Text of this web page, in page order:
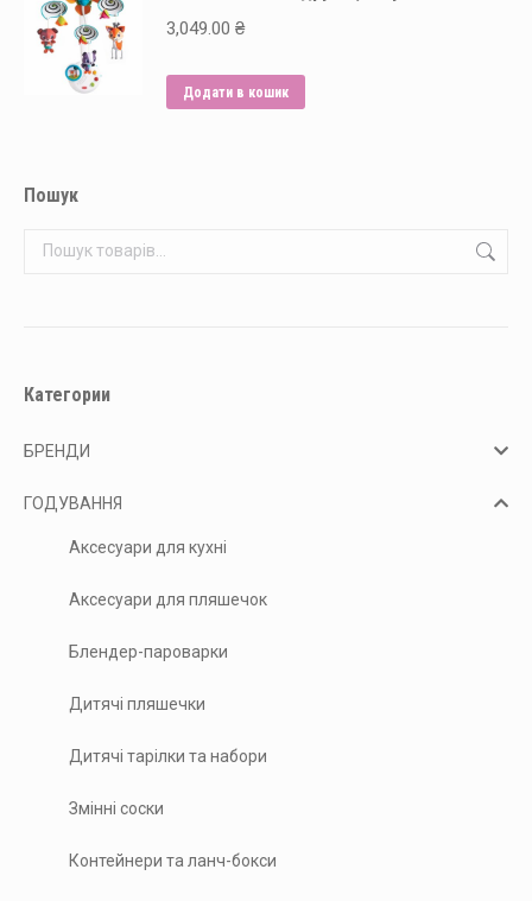
3,049.00 ₴
Додати в кошик
Пошук
Категории
БРЕНДИ
ГОДУВАННЯ
Аксесуари для кухні
Аксесуари для пляшечок
Блендер-пароварки
Дитячі пляшечки
Дитячі тарілки та набори
Змінні соски
Контейнери та ланч-бокси